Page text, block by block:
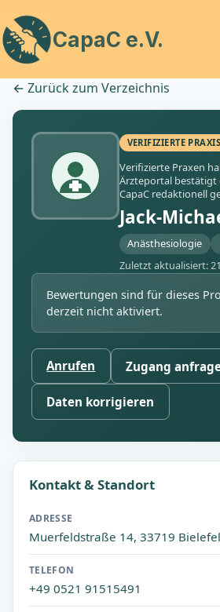
Inhalt
springen
CapaC e.V.
← Zurück zum Verzeichnis
VERIFIZIERTE PRAXIS
Verifizierte Praxen
Ärzteportal bestätigt
CapaC redaktionell
Jack-
Anästhesiologie
Zuletzt aktualisiert:
Bewertungen sind für dieses
derzeit nicht aktiviert.
Anrufen Zugang
Daten korrigieren
Kontakt & Standort
ADRESSE
Muerfeldstraße 14, 33719
TELEFON
+49 0521 91515491